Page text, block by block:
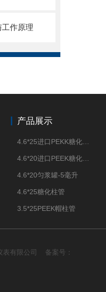
作原理
产品展示
4.6*20匀浆罐-5毫升
4.6*25糖化柱管
3.5*25PEEK帽柱管
表有限公司 备案号：